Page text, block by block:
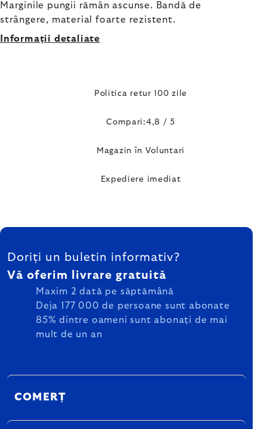
Marginile pungii rămân ascunse. Bandă de
strângere, material foarte rezistent.
Informaţii detaliate
Politica retur 100 zile
Compari:4,8 / 5
Magazin în Voluntari
Expediere imediat
SUBSOL
Doriți un buletin informativ?
Vă oferim livrare gratuită
Maxim 2 dată pe săptămână
Deja 177 000 de persoane sunt abonate
85% dintre oameni sunt abonați de mai
mult de un an
COMERȚ